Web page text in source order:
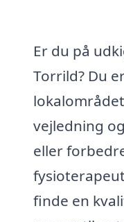
Er du på
Torrild? Du
vejledning
eller
finde en